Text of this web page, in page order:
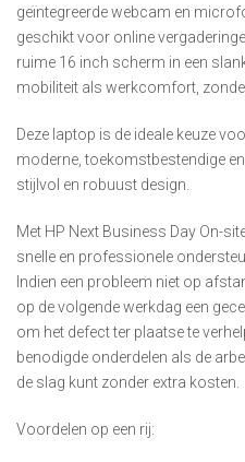
geïntegreerde webcam en
geschikt voor online
ruime 16 inch scherm in een
mobiliteit als werkcomfort,
Deze laptop is de ideale keuze
moderne, toekomstbestendige
stijlvol en robuust design.
Met HP Next Business Day On-
snelle en professionele
Indien een probleem niet op
op de volgende werkdag een
om het defect ter plaatse te
benodigde onderdelen als de
de slag kunt zonder extra kosten.
Voordelen op een rij: